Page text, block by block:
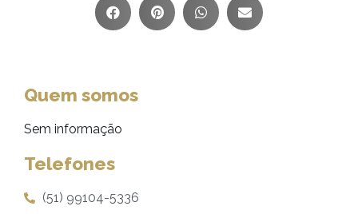
Quem somos
Sem informação
Telefones
(51) 99104-5336